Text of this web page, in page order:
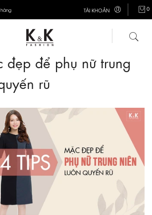
TÀI KHOẢN 0
đẹp để phụ nữ trung
rũ